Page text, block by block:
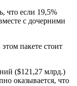
что если 19,5%
с дочерними
пакете стоит
($121,27 млрд.)
оказывается, что